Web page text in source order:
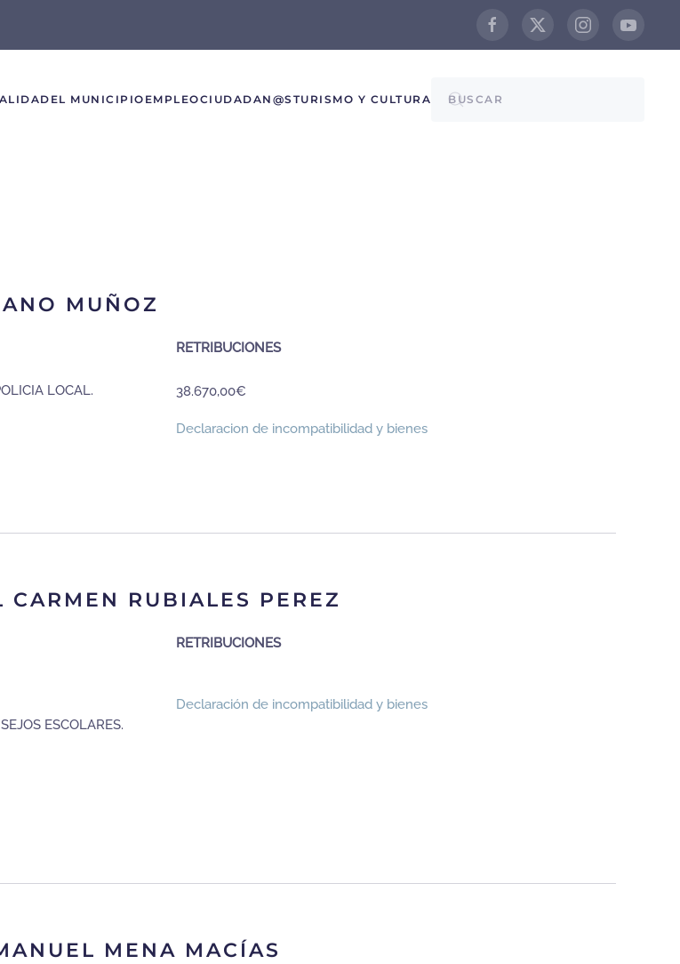
EL MUNICIPIO EMPLEOCIUDADAN@S TURISMO Y CULTURA
MUÑOZ
RETRIBUCIONES
LOCAL.
38.670,00€
Declaracion de incompatibilidad y bienes
RUBIALES PEREZ
RETRIBUCIONES
ESCOLARES.
Declaración de incompatibilidad y bienes
MENA MACÍAS